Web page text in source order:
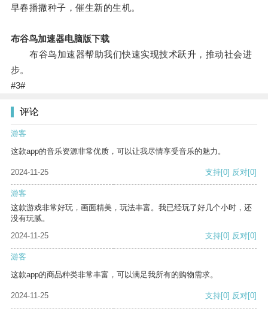
早春播撒种子，催生新的生机。
布谷鸟加速器电脑版下载
布谷鸟加速器帮助我们快速实现技术跃升，推动社会进
步。
#3#
评论
游客
这款app的音乐资源非常优质，可以让我尽情享受音乐的魅力。
2024-11-25 支持[0] 反对[0]
游客
这款游戏非常好玩，画面精美，玩法丰富。我已经玩了好几个小时，还
没有玩腻。
2024-11-25
支持[0] 反对[0]
游客
这款app的商品种类非常丰富，可以满足我所有的购物需求。
2024-11-25 支持[0] 反对[0]